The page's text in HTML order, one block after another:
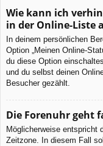
Wie kann ich
in der Online-Liste
In deinem persönlichen
Option „Meinen Online-
du diese Option
und du selbst deinen
Besucher gezählt.
Die Forenuhr geht
Möglicherweise entspricht
Zeitzone. In diesem Fall